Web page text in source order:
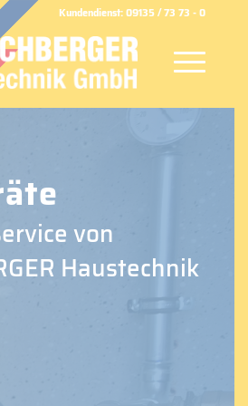
Kundendienst: 09135 / 73 73 - 0
von
Haustechnik